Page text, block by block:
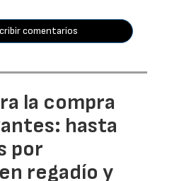
comentarios
la compra
hasta
por
regadío y